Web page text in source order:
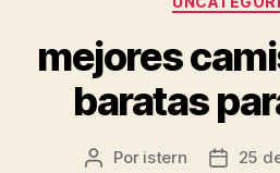
mejores
baratas
Autor
Por istern
Fecha
25